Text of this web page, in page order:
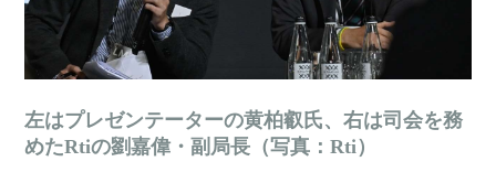
左はプレゼンテーターの黄柏叡氏、右は司会を務
めたRtiの劉嘉偉・副局長（写真：Rti）